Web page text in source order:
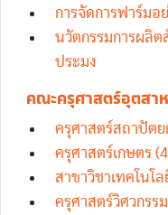
การจัดการฟาร์มอ
นวัตกรรมการผลิต
ประมง
คณะครุศาสตร์อุตสาห
ครุศาสตร์สถาปัต
ครุศาสตร์เกษตร
สาขาวิชาเทคโนโ
ครุศาสตร์วิศวกรร